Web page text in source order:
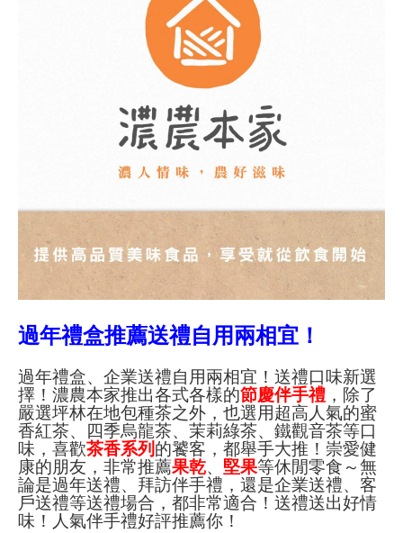
過年禮盒推薦送禮自用兩相宜！
過年禮盒、企業送禮自用兩相宜！送禮口味新選
擇！濃農本家推出各式各樣的節慶伴手禮 ，除了
嚴選坪林在地包種茶之外，也選用超高人氣的蜜
香紅茶、四季烏龍茶、茉莉綠茶、鐵觀音茶等口
味，喜歡茶香系列的饕客，都舉手大推！崇愛健
康的朋友，非常推薦果乾、 堅果等休閒零食～無
論是過年送禮、拜訪伴手禮，還是企業送禮、客
戶送禮等送禮場合，都非常適合！送禮送出好情
味！人氣伴手禮好評推薦你！